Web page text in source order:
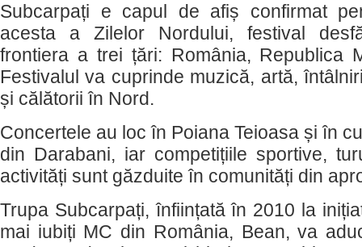
Subcarpați e capul de afiș confirmat
acesta a Zilelor Nordului, festival
frontiera a trei țări: România, Republica
Festivalul va cuprinde muzică, artă,
și călătorii în Nord.
Concertele au loc în Poiana Teioasa și în
din Darabani, iar competițiile sportive,
activități sunt găzduite în comunități din
Trupa Subcarpați, înființată în 2010 la
mai iubiți MC din România, Bean, va